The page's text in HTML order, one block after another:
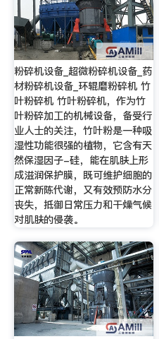
粉碎机设备_超微粉碎机设备_药
材粉碎机设备_环辊磨粉碎机 竹
叶粉碎机 竹叶粉碎机，作为竹
叶粉碎加工的机械设备，备受行
业人士的关注，竹叶粉是一种吸
湿性功能很强的植物，它含有天
然保湿因子-硅，能在肌肤上形
成滋润保护膜，既可维护细胞的
正常新陈代谢，又有效预防水分
丧失，抵御日常压力和干燥气候
对肌肤的侵袭。